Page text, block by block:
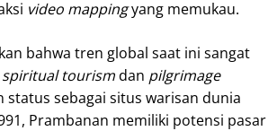
video mappingyang memukau.
bahwa tren global saat ini sangat
spiritual tourismdan pilgrimage
status sebagai situs warisan dunia
Prambanan memiliki potensi pasar